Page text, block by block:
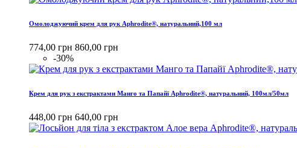
Омолоджуючий крем для рук Aphrodite®, натуральний,100 мл
774,00 грн 860,00 грн
-30%
Крем для рук з екстрактами Манго та Папайї Aphrodite®, натуральний, 100мл/50мл
448,00 грн 640,00 грн